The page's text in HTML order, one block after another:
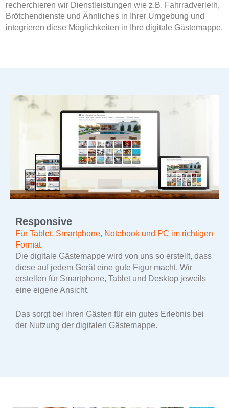
recherchieren wir Dienstleistungen wie z.B. Fahrradverleih,
Brötchendienste und Ähnliches in Ihrer Umgebung und
integrieren diese Möglichkeiten in Ihre digitale Gästemappe.
Responsive
Für Tablet, Smartphone, Notebook und PC im richtigen
Format
Die digitale Gästemappe wird von uns so erstellt, dass
diese auf jedem Gerät eine gute Figur macht. Wir
erstellen für Smartphone, Tablet und Desktop jeweils
eine eigene Ansicht.
Das sorgt bei ihren Gästen für ein gutes Erlebnis bei
der Nutzung der digitalen Gästemappe.